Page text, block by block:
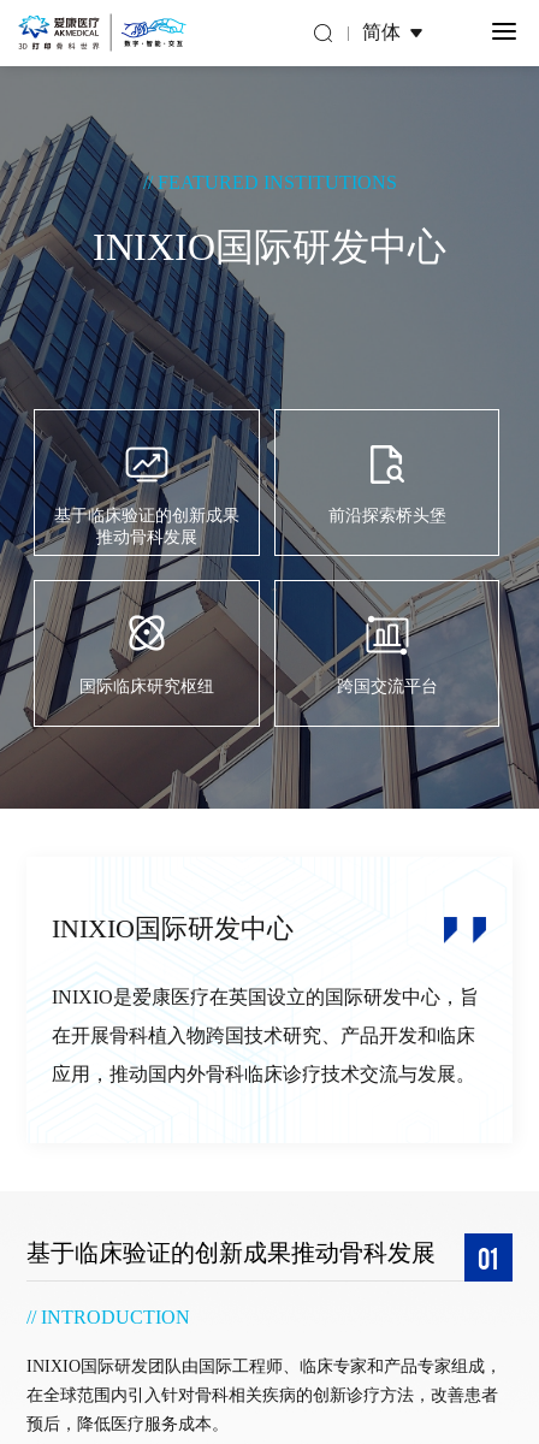
简体
// FEATURED INSTITUTIONS
INIXIO国际研发中心
基于临床验证的创新成果
推动骨科发展
前沿探索桥头堡
国际临床研究枢纽 跨国交流平台
INIXIO国际研发中心
INIXIO是爱康医疗在英国设立的国际研发中心，旨
在开展骨科植入物跨国技术研究、产品开发和临床
应用，推动国内外骨科临床诊疗技术交流与发展。
基于临床验证的创新成果推动骨科发展 01
// INTRODUCTION
INIXIO国际研发团队由国际工程师、临床专家和产品专家组成，
在全球范围内引入针对骨科相关疾病的创新诊疗方法，改善患者
预后，降低医疗服务成本。